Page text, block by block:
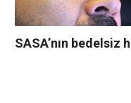
SASA’nın bedelsiz